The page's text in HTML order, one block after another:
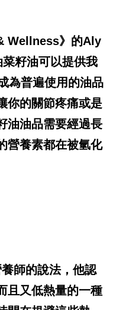
Wellness》的Aly
籽油可以提供我
為普遍使用的油品
你的關節疼痛或是
油油品需要經過長
營養素都在被氫化
師的說法，他認
且又低熱量的一種